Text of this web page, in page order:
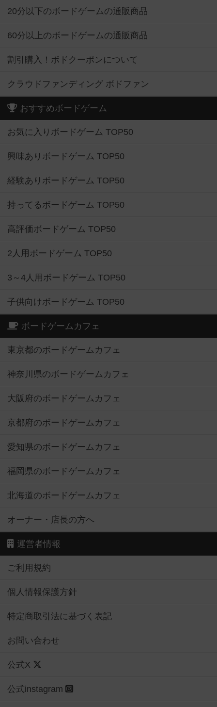
20分以下のボードゲームの通販商品
60分以上のボードゲームの通販商品
割引購入！ボドクーポンについて
クラウドファンディング ボドファン
おすすめボードゲーム
お気に入りボードゲーム TOP50
興味ありボードゲーム TOP50
経験ありボードゲーム TOP50
持ってるボードゲーム TOP50
高評価ボードゲーム TOP50
2人用ボードゲーム TOP50
3～4人用ボードゲーム TOP50
子供向けボードゲーム TOP50
ボードゲームカフェ
東京都のボードゲームカフェ
神奈川県のボードゲームカフェ
大阪府のボードゲームカフェ
京都府のボードゲームカフェ
愛知県のボードゲームカフェ
福岡県のボードゲームカフェ
北海道のボードゲームカフェ
オーナー・店長の方へ
運営者情報
ご利用規約
個人情報保護方針
特定商取引法に基づく表記
お問い合わせ
公式X
公式instagram